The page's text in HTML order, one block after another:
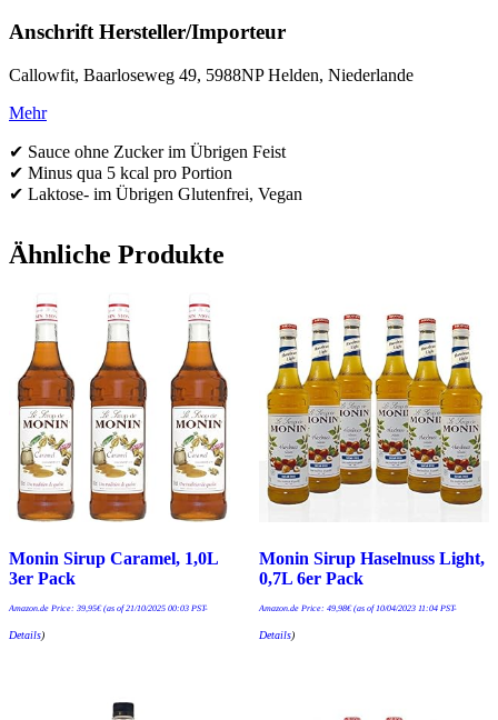
Anschrift Hersteller/Importeur
Callowfit, Baarloseweg 49, 5988NP Helden, Niederlande
Mehr
✔ Sauce ohne Zucker im Übrigen Feist
✔ Minus qua 5 kcal pro Portion
✔ Laktose- im Übrigen Glutenfrei, Vegan
Ähnliche Produkte
Monin Sirup Caramel, 1,0L
3er Pack
Amazon.de Price: 39,95€(as of 21/10/2025 00:03 PST-
Details)
Monin Sirup Haselnuss Light,
0,7L 6er Pack
Amazon.de Price: 49,98€(as of 10/04/2023 11:04 PST-
Details)